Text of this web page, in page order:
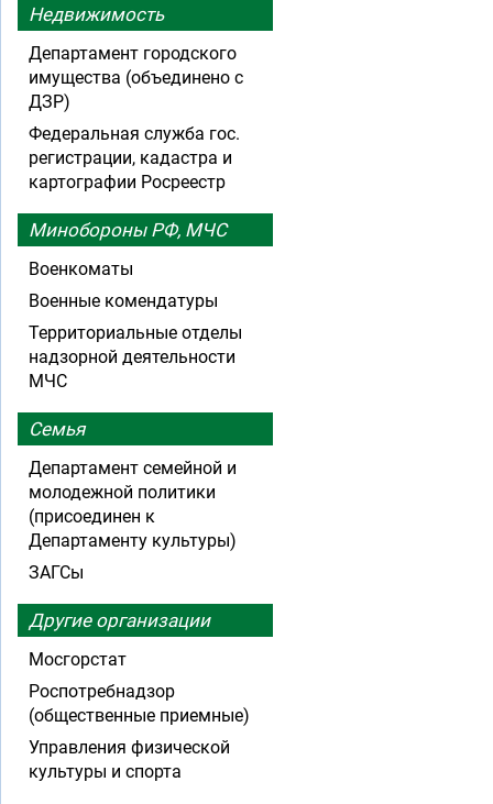
Недвижимость
Департамент городского
имущества (объединено с
ДЗР)
Федеральная служба гос.
регистрации, кадастра и
картографии Росреестр
Минобороны РФ, МЧС
Военкоматы
Военные комендатуры
Территориальные отделы
надзорной деятельности
МЧС
Семья
Департамент семейной и
молодежной политики
(присоединен к
Департаменту культуры)
ЗАГСы
Другие организации
Мосгорстат
Роспотребнадзор
(общественные приемные)
Управления физической
культуры и спорта